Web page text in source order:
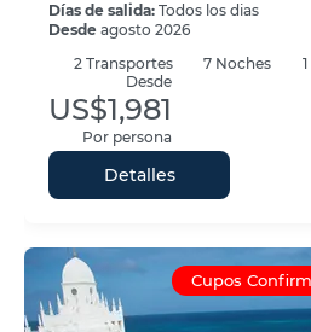
Días de salida: Todos los dias
Desde agosto 2026
2 Transportes 7 Noches
Desde
US$1,981
Por persona
Detalles
Cupos